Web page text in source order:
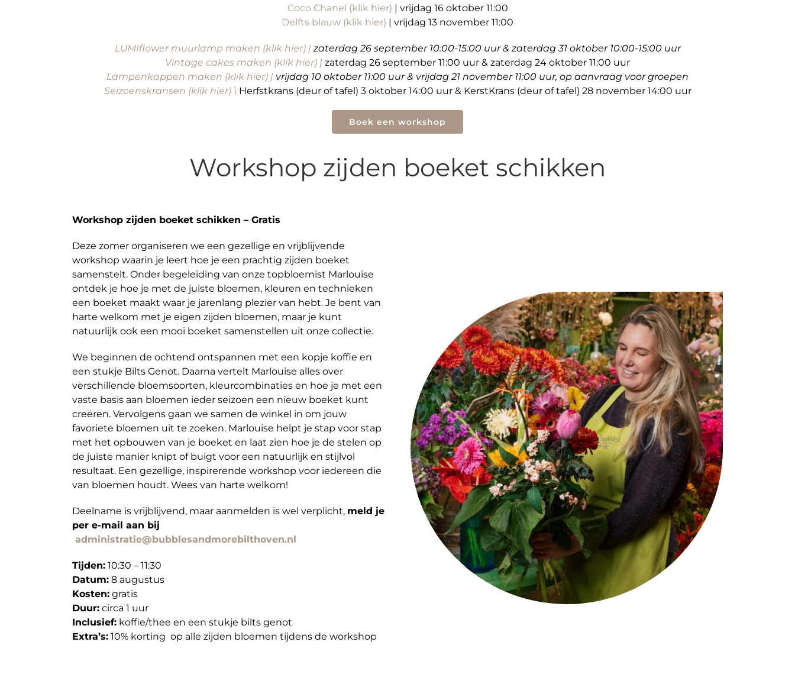
Coco Chanel (klik hier) | vrijdag 16 oktober 11:00
Delfts blauw (klik hier) | vrijdag 13 november 11:00
LUMIflower muurlamp maken (klik hier) | zaterdag 26 september 10:00-15:00 uur & zaterdag 31 oktober 10:00-15:00 uur
Vintage cakes maken (klik hier) | zaterdag 26 september 11:00 uur & zaterdag 24 oktober 11:00 uur
Lampenkappen maken (klik hier) | vrijdag 10 oktober 11:00 uur & vrijdag 21 november 11:00 uur, op aanvraag voor groepen
Seizoenskransen (klik hier) \ Herfstkrans (deur of tafel) 3 oktober 14:00 uur & KerstKrans (deur of tafel) 28 november 14:00 uur
Boek een workshop
Workshop zijden boeket schikken
Workshop zijden boeket schikken – Gratis
Deze zomer organiseren we een gezellige en vrijblijvende
workshop waarin je leert hoe je een prachtig zijden boeket
samenstelt. Onder begeleiding van onze topbloemist Marlouise
ontdek je hoe je met de juiste bloemen, kleuren en technieken
een boeket maakt waar je jarenlang plezier van hebt. Je bent van
harte welkom met je eigen zijden bloemen, maar je kunt
natuurlijk ook een mooi boeket samenstellen uit onze collectie.
We beginnen de ochtend ontspannen met een kopje koffie en
een stukje Bilts Genot. Daarna vertelt Marlouise alles over
verschillende bloemsoorten, kleurcombinaties en hoe je met een
vaste basis aan bloemen ieder seizoen een nieuw boeket kunt
creëren. Vervolgens gaan we samen de winkel in om jouw
favoriete bloemen uit te zoeken. Marlouise helpt je stap voor stap
met het opbouwen van je boeket en laat zien hoe je de stelen op
de juiste manier knipt of buigt voor een natuurlijk en stijlvol
resultaat. Een gezellige, inspirerende workshop voor iedereen die
van bloemen houdt. Wees van harte welkom!
Deelname is vrijblijvend, maar aanmelden is wel verplicht, meld je
per e-mail aan bij
administratie@bubblesandmorebilthoven.nl
Tijden:10:30 – 11:30
Datum:8 augustus
Kosten:gratis
Duur:circa 1 uur
Inclusief:koffie/thee en een stukje bilts genot
Extra’s:10% korting op alle zijden bloemen tijdens de workshop